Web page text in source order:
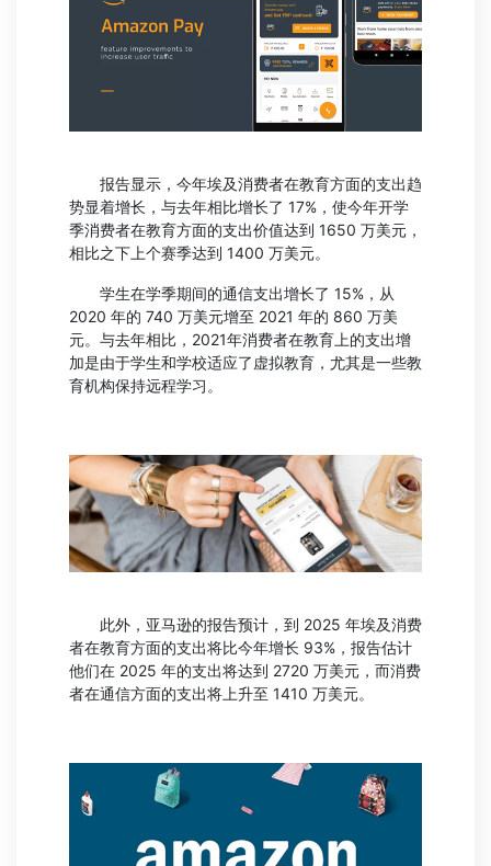
报告显示，今年埃及消费者在教育方面的支出趋
势显着增长，与去年相比增长了 17%，使今年开学
季消费者在教育方面的支出价值达到 1650 万美元，
相比之下上个赛季达到 1400 万美元。
学生在学季期间的通信支出增长了 15%，从
2020 年的 740 万美元增至 2021 年的 860 万美
元。与去年相比，2021年消费者在教育上的支出增
加是由于学生和学校适应了虚拟教育，尤其是一些教
育机构保持远程学习。
此外，亚马逊的报告预计，到 2025 年埃及消费
者在教育方面的支出将比今年增长 93%，报告估计
他们在 2025 年的支出将达到 2720 万美元，而消费
者在通信方面的支出将上升至 1410 万美元。